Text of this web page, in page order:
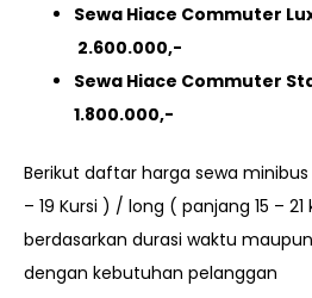
Sewa Hiace Commuter
2.600.000,-
Sewa Hiace Commuter
1.800.000,-
Berikut daftar harga sewa
– 19 Kursi ) / long ( panjang 15 – 21
berdasarkan durasi waktu
dengan kebutuhan pelanggan